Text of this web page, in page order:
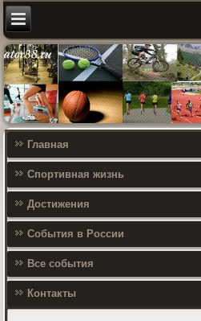
Главная
Спортивная жизнь
Достижения
События в России
Все события
Контакты